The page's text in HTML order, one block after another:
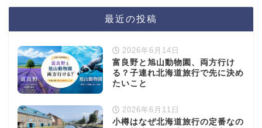
最近の投稿
2026年6月14日
富良野と旭山動物園、両方行け
る？子連れ北海道旅行で先に決め
たいこと
2026年6月11日
小樽はなぜ北海道旅行の定番なの